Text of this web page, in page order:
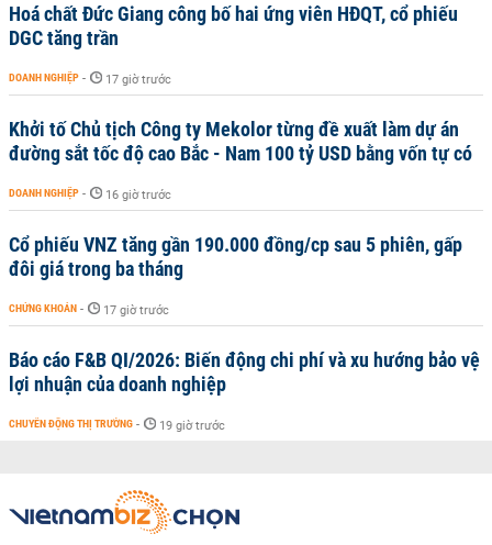
Hoá chất Đức Giang công bố hai ứng viên HĐQT, cổ phiếu
DGC tăng trần
DOANH NGHIỆP - 17 giờ trước
Khởi tố Chủ tịch Công ty Mekolor từng đề xuất làm dự án
đường sắt tốc độ cao Bắc - Nam 100 tỷ USD bằng vốn tự có
DOANH NGHIỆP - 16 giờ trước
Cổ phiếu VNZ tăng gần 190.000 đồng/cp sau 5 phiên, gấp
đôi giá trong ba tháng
CHỨNG KHOÁN - 17 giờ trước
Báo cáo F&B QI/2026: Biến động chi phí và xu hướng bảo vệ
lợi nhuận của doanh nghiệp
CHUYỂN ĐỘNG THỊ TRƯỜNG - 19 giờ trước